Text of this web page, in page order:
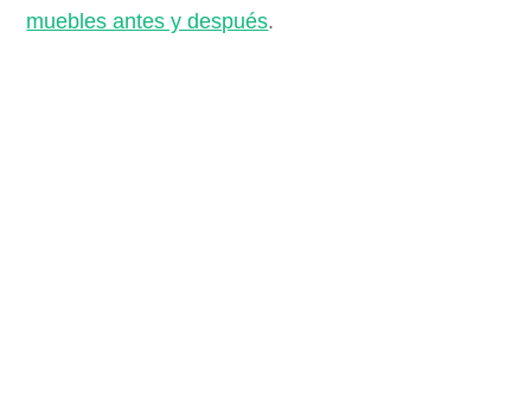
muebles antes y después.